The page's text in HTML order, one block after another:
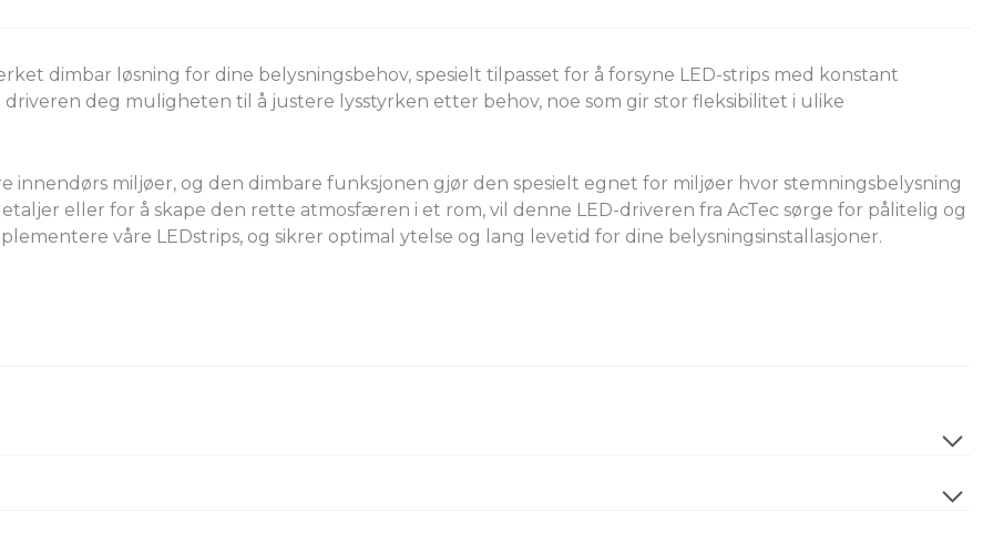
dimbar løsning for dine belysningsbehov, spesielt tilpasset for å forsyne LED-strips med konstant
deg muligheten til å justere lysstyrken etter behov, noe som gir stor fleksibilitet i ulike
innendørs miljøer, og den dimbare funksjonen gjør den spesielt egnet for miljøer hvor stemningsbelysning
eller for å skape den rette atmosfæren i et rom, vil denne LED-driveren fra AcTec sørge for pålitelig og
våre LEDstrips, og sikrer optimal ytelse og lang levetid for dine belysningsinstallasjoner.